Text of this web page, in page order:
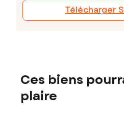
Télécharger
Ces biens
plaire